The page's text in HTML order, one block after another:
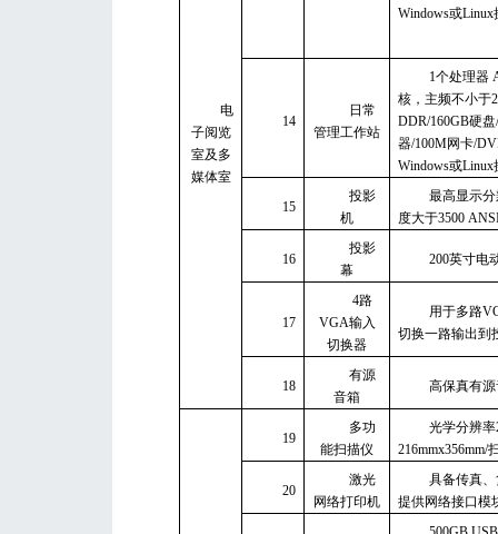
电
子阅览
室及多
媒体室
Windows或
14
日常
管理工作站
1个处理器
核，主频不小于
DDR/160GB硬
器/100M网卡/
Windows或
15
投影
机
最高显示
度大于3500
16
投影
幕
200英寸电
17
4路
VGA输入
切换器
用于多路
切换一路输出到
18
有源
音箱
高保真有
19
多功
能扫描仪
光学分辨率
216mmx356mm/
20
激光
网络打印机
具备传真
提供网络接口模